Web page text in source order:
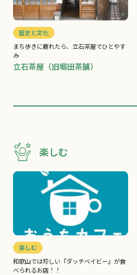
歴史と文化
まち歩きに疲れたら、立石茶屋でひとやす
み
立石茶屋（旧堀田茶舗）
楽しむ
楽しむ
和歌山では珍しい『ダッチベイビー』が食
べられるお店！！